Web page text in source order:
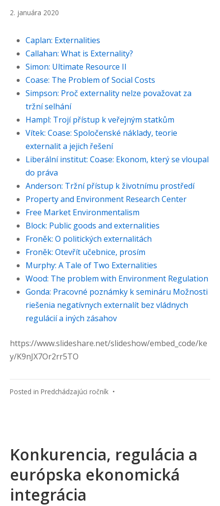
2. januára 2020
Caplan: Externalities
Callahan: What is Externality?
Simon: Ultimate Resource II
Coase: The Problem of Social Costs
Simpson: Proč externality nelze považovat za
tržní selhání
Hampl: Trojí přístup k veřejným statkům
Vítek: Coase: Spoločenské náklady, teorie
externalit a jejich řešení
Liberální institut: Coase: Ekonom, který se vloupal
do práva
Anderson: Tržní přístup k životnímu prostředí
Property and Environment Research Center
Free Market Environmentalism
Block: Public goods and externalities
Froněk: O politických externalitách
Froněk: Otevřít učebnice, prosím
Murphy: A Tale of Two Externalities
Wood: The problem with Environment Regulation
Gonda: Pracovné poznámky k semináru Možnosti
riešenia negatívnych externalít bez vládnych
regulácií a iných zásahov
https://www.slideshare.net/slideshow/embed_code/ke
y/K9nJX7Or2rr5TO
Posted in Predchádzajúci ročník •
Konkurencia, regulácia a
európska ekonomická
integrácia